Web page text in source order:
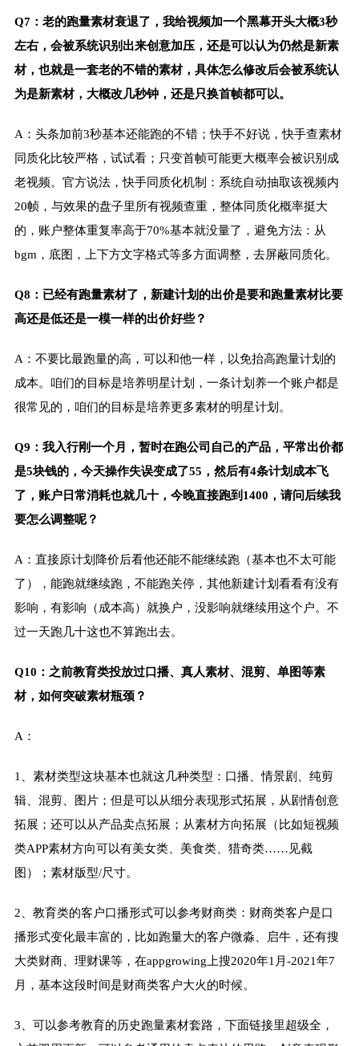
Q7：老的跑量素材衰退了，我给视频加一个黑幕开头大概3秒
左右，会被系统识别出来创意加压，还是可以认为仍然是新素
材，也就是一套老的不错的素材，具体怎么修改后会被系统认
为是新素材，大概改几秒钟，还是只换首帧都可以。
A：头条加前3秒基本还能跑的不错；快手不好说，快手查素材
同质化比较严格，试试看；只变首帧可能更大概率会被识别成
老视频。官方说法，快手同质化机制：系统自动抽取该视频内
20帧，与效果的盘子里所有视频查重，整体同质化概率挺大
的，账户整体重复率高于70%基本就没量了，避免方法：从
bgm，底图，上下方文字格式等多方面调整，去屏蔽同质化。
Q8：已经有跑量素材了，新建计划的出价是要和跑量素材比要
高还是低还是一模一样的出价好些？
A：不要比最跑量的高，可以和他一样，以免抬高跑量计划的
成本。咱们的目标是培养明星计划，一条计划养一个账户都是
很常见的，咱们的目标是培养更多素材的明星计划。
Q9：我入行刚一个月，暂时在跑公司自己的产品，平常出价都
是5块钱的，今天操作失误变成了55，然后有4条计划成本飞
了，账户日常消耗也就几十，今晚直接跑到1400，请问后续我
要怎么调整呢？
A：直接原计划降价后看他还能不能继续跑（基本也不太可能
了），能跑就继续跑，不能跑关停，其他新建计划看看有没有
影响，有影响（成本高）就换户，没影响就继续用这个户。不
过一天跑几十这也不算跑出去。
Q10：之前教育类投放过口播、真人素材、混剪、单图等素
材，如何突破素材瓶颈？
A：
1、素材类型这块基本也就这几种类型：口播、情景剧、纯剪
辑、混剪、图片；但是可以从细分表现形式拓展，从剧情创意
拓展；还可以从产品卖点拓展；从素材方向拓展（比如短视频
类APP素材方向可以有美女类、美食类、猎奇类……见截
图）；素材版型/尺寸。
2、教育类的客户口播形式可以参考财商类：财商类客户是口
播形式变化最丰富的，比如跑量大的客户微淼、启牛，还有搜
大类财商、理财课等，在appgrowing上搜2020年1月-2021年7
月，基本这段时间是财商类客户大火的时候。
3、可以参考教育的历史跑量素材套路，下面链接里超级全，